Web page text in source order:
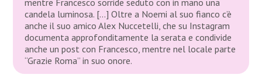
candela luminosa. […] Oltre a Noemi al suo fianco c’è
anche il suo amico Alex Nuccetelli, che su Instagram
documenta approfonditamente la serata e condivide
anche un post con Francesco, mentre nel locale parte
“Grazie Roma” in suo onore.